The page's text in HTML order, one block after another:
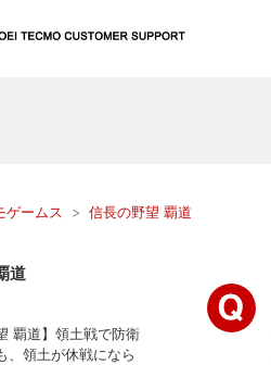
ゲームス 信長の野望 覇道
道
覇道】領土戦で防衛
、領土が休戦になら